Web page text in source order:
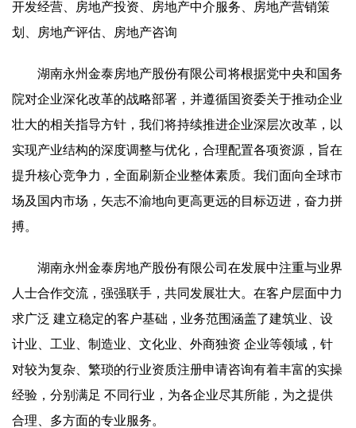
开发经营、房地产投资、房地产中介服务、房地产营销策
划、房地产评估、房地产咨询
湖南永州金泰房地产股份有限公司将根据党中央和国务
院对企业深化改革的战略部署，并遵循国资委关于推动企业
壮大的相关指导方针，我们将持续推进企业深层次改革，以
实现产业结构的深度调整与优化，合理配置各项资源，旨在
提升核心竞争力，全面刷新企业整体素质。我们面向全球市
场及国内市场，矢志不渝地向更高更远的目标迈进，奋力拼
搏。
湖南永州金泰房地产股份有限公司在发展中注重与业界
人士合作交流，强强联手，共同发展壮大。在客户层面中力
求广泛 建立稳定的客户基础，业务范围涵盖了建筑业、设
计业、工业、制造业、文化业、外商独资 企业等领域，针
对较为复杂、繁琐的行业资质注册申请咨询有着丰富的实操
经验，分别满足 不同行业，为各企业尽其所能，为之提供
合理、多方面的专业服务。